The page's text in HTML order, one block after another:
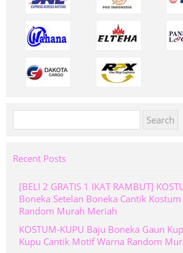
for:
Recent Posts
[BELI 2 GRATIS 1 IKAT RAMBUT]
Boneka Setelan Boneka Cantik
Random Murah Meriah
KOSTUM-KUPU Baju Boneka Gaun
Kupu Cantik Motif Warna Random